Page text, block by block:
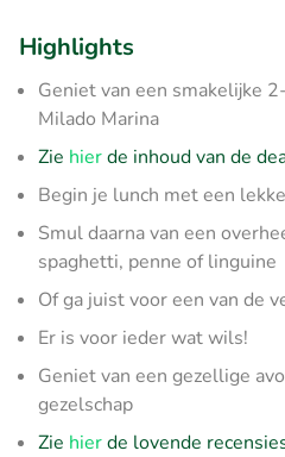
Highlights
Geniet van een smakelijke
Milado Marina
Zie hierde inhoud van de
Begin je lunch met een
Smul daarna van een
spaghetti, penne of linguine
Of ga juist voor een van de
Er is voor ieder wat wils!
Geniet van een gezellige
gezelschap
Zie hierde lovende